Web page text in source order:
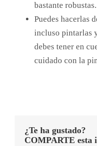
bastante robustas.
Puedes hacerlas
incluso pintarlas
debes tener en
cuidado con la
¿Te ha gustado?
COMPARTE esta